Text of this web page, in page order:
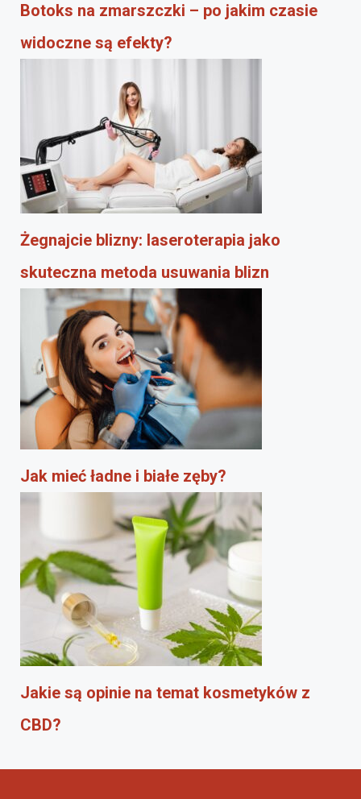
Botoks na zmarszczki – po jakim czasie
widoczne są efekty?
Żegnajcie blizny: laseroterapia jako
skuteczna metoda usuwania blizn
Jak mieć ładne i białe zęby?
Jakie są opinie na temat kosmetyków z
CBD?